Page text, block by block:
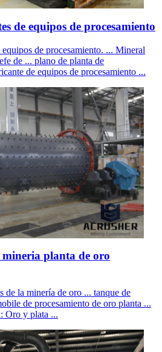
de equipos de procesamiento
de procesamiento. ... Mineral
de ... plano de planta de
de equipos de procesamiento ...
planta de oro
de la minería de oro ... tanque de
de procesamiento de oro planta ...
Oro y plata ...